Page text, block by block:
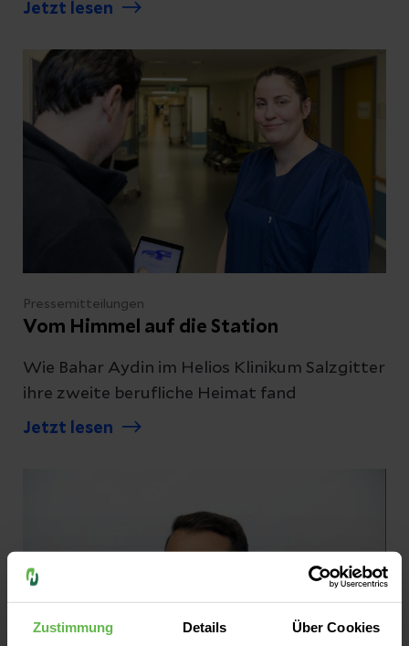
Zustimmung Details Über Cookies
Jetzt lesen
Pressemitteilungen
Vom Himmel auf die Station
Wie Bahar Aydin im Helios Klinikum Salzgitter
ihre zweite berufliche Heimat fand
Jetzt lesen